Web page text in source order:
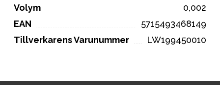
Volym
0,002
EAN
5715493468149
Tillverkarens Varunummer
LW199450010